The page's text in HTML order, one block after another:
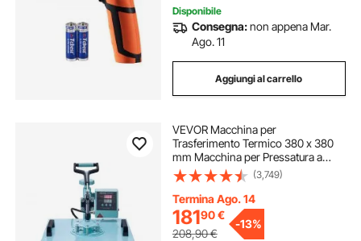
Disponibile
Consegna:non appena Mar.
Ago. 11
Aggiungi al carrello
VEVOR Macchina per
Trasferimento Termico 380 x 380
mm Macchina per Pressatura a
Caldo con Pressa a Tamburo 0,85
kg Pressatura per Magliette
Oscillante a 360° per
Magliette/Tazze/Piatti, Verde
(3,749)
Termina Ago. 14
18190€
208,90€
-13%